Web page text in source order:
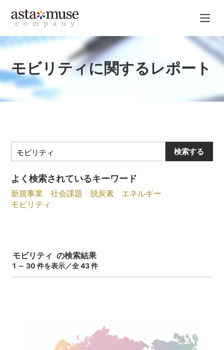
モビリティに関するレポート
検索する
よく検索されているキーワード
新規事業 社会課題 脱炭素
エネルギー
モビリティ
モビリティ の検索結果
1 ～ 30 件を表示／全 43 件